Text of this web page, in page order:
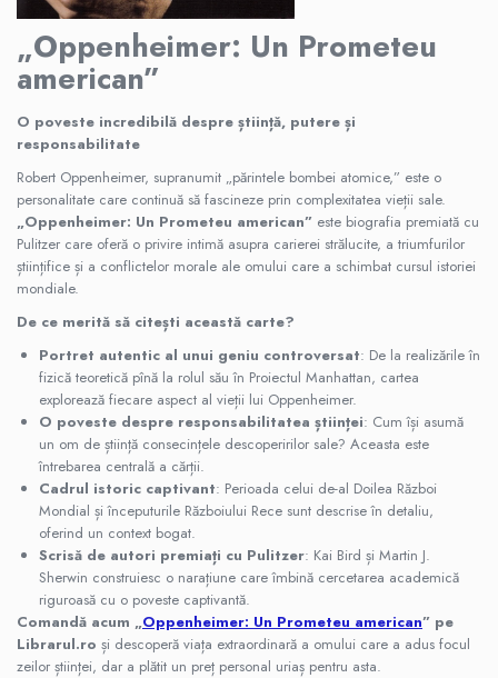
Fizica
Medicina
„Oppenheimer: Un Prometeu
american”
O poveste incredibilă despre știință, putere și
responsabilitate
Robert Oppenheimer, supranumit „părintele bombei atomice,” este o
personalitate care continuă să fascineze prin complexitatea vieții sale.
„Oppenheimer: Un Prometeu american” este biografia premiată cu
Pulitzer care oferă o privire intimă asupra carierei strălucite, a triumfurilor
științifice și a conflictelor morale ale omului care a schimbat cursul istoriei
mondiale.
De ce merită să citești această carte?
Portret autentic al unui geniu controversat: De la realizările în
fizică teoretică pînă la rolul său în Proiectul Manhattan, cartea
explorează fiecare aspect al vieții lui Oppenheimer.
O poveste despre responsabilitatea științei: Cum își asumă
un om de știință consecințele descoperirilor sale? Aceasta este
întrebarea centrală a cărții.
Cadrul istoric captivant: Perioada celui de-al Doilea Război
Mondial și începuturile Războiului Rece sunt descrise în detaliu,
oferind un context bogat.
Scrisă de autori premiați cu Pulitzer: Kai Bird și Martin J.
Sherwin construiesc o narațiune care îmbină cercetarea academică
riguroasă cu o poveste captivantă.
Comandă acum „Oppenheimer: Un Prometeu american” pe
Librarul.ro și descoperă viața extraordinară a omului care a adus focul
zeilor științei, dar a plătit un preț personal uriaș pentru asta.